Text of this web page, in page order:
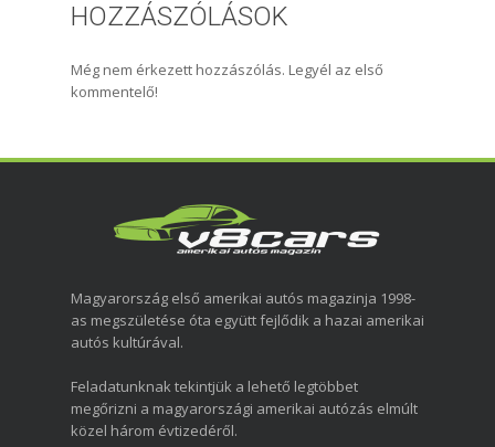
HOZZÁSZÓLÁSOK
Még nem érkezett hozzászólás. Legyél az első
kommentelő!
Magyarország első amerikai autós magazinja 1998-
as megszületése óta együtt fejlődik a hazai amerikai
autós kultúrával.
Feladatunknak tekintjük a lehető legtöbbet
megőrizni a magyarországi amerikai autózás elmúlt
közel három évtizedéről.